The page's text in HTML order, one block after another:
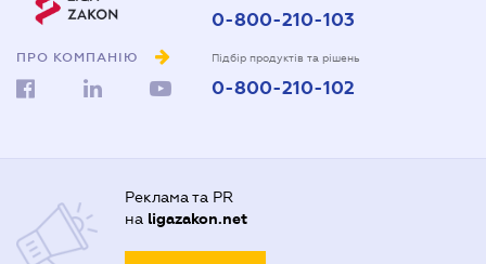
ПРО КОМПАНІЮ
0-800-210-103
Підбір продуктів та рішень
0-800-210-102
Реклама та PR
на ligazakon.net